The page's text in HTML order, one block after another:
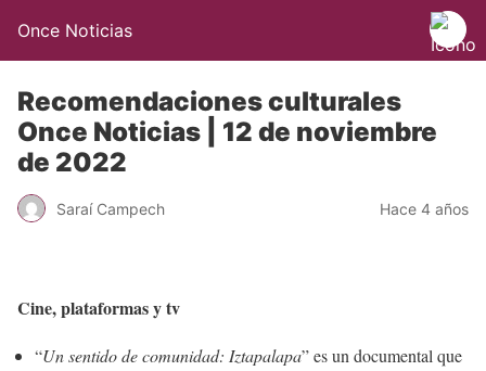
Once Noticias
Recomendaciones culturales
Once Noticias | 12 de noviembre
de 2022
Saraí Campech Hace 4 años
Cine, plataformas y tv
“Un sentido de comunidad: Iztapalapa” es un documental que